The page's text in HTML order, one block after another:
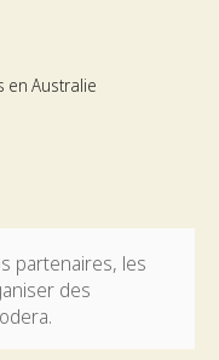
en Australie
partenaires, les
des